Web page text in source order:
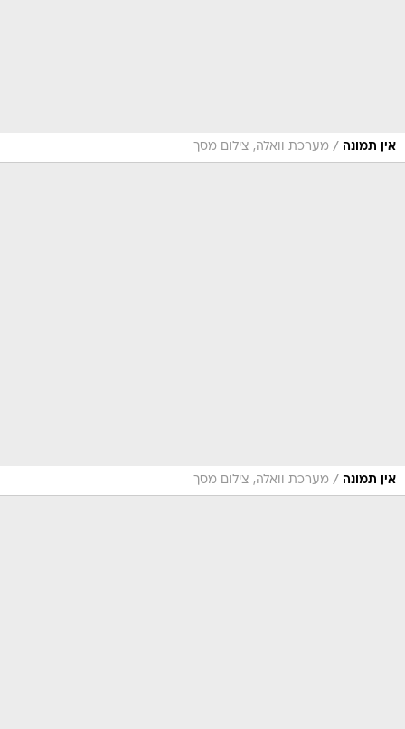
אין תמונה / מערכת וואלה, צילום מסך
אין תמונה / מערכת וואלה, צילום מסך